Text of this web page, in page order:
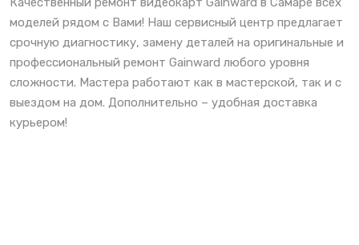
моделей рядом с Вами! Наш сервисный центр предлагает
срочную диагностику, замену деталей на оригинальные и
профессиональный ремонт Gainward любого уровня
сложности. Мастера работают как в мастерской, так и с
выездом на дом. Дополнительно – удобная доставка
курьером!